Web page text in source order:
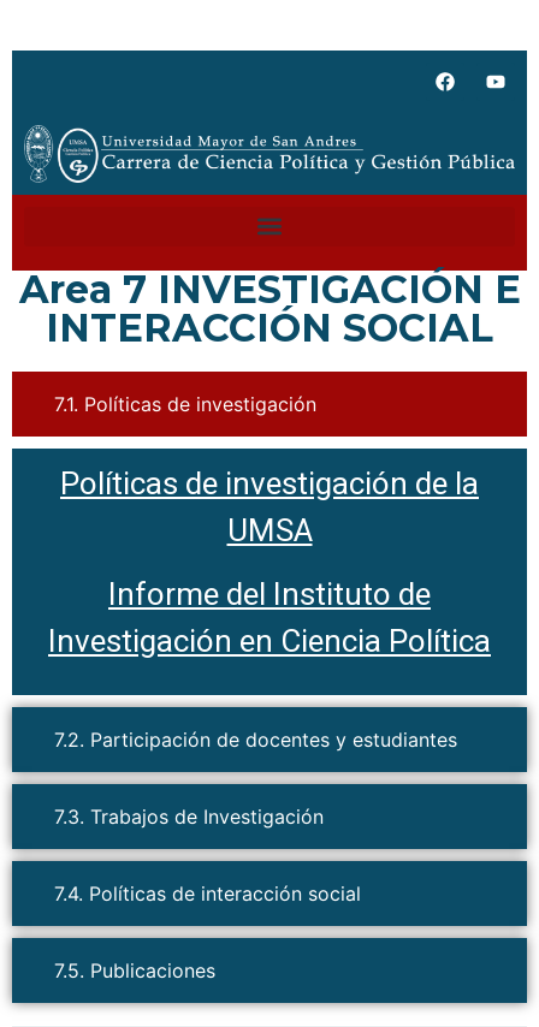
Area 7 INVESTIGACIÓN E
INTERACCIÓN SOCIAL
7.1. Políticas de investigación
7.2. Participación de docentes y estudiantes
7.3. Trabajos de Investigación
7.4. Políticas de interacción social
7.5. Publicaciones
Políticas de investigación de la
UMSA
Informe del Instituto de
Investigación en Ciencia Política